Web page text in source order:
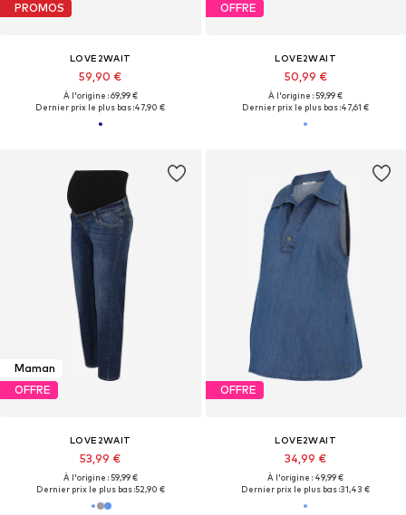
PROMOS
LOVE2WAIT
59,90 €
À l'origine : 69,99 €
Dernier prix le plus bas :47,90 €
OFFRE
LOVE2WAIT
50,99 €
À l'origine : 59,99 €
Dernier prix le plus bas :47,61 €
Maman
OFFRE
LOVE2WAIT
53,99 €
À l'origine : 59,99 €
Dernier prix le plus bas :52,90 €
OFFRE
LOVE2WAIT
34,99 €
À l'origine : 49,99 €
Dernier prix le plus bas :31,43 €